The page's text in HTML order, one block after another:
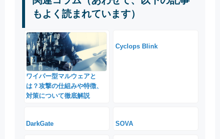
もよく読まれています）
ワイパー型マルウェアと
は？攻撃の仕組みや特徴、
対策について徹底解説
Cyclops Blink
DarkGate SOVA